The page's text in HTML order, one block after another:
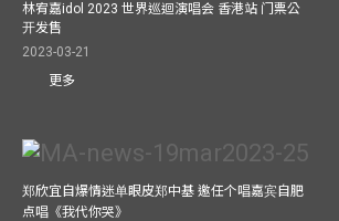
林宥嘉idol 2023 世界巡迴演唱会 香港站 门票公
开发售
2023-03-21
更多
郑欣宜自爆情迷单眼皮郑中基 邀任个唱嘉宾自肥
点唱《我代你哭》